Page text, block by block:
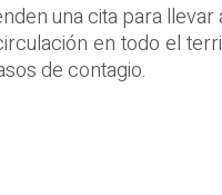
una cita para
en todo el
de contagio.